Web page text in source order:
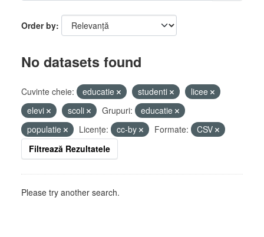
Order by
No datasets found
Cuvinte cheie: educatie studenti
licee
elevi
scoli Grupuri:
educatie
populatie
Licenţe: cc-by Formate:
CSV
Filtrează Rezultatele
Please try another search.